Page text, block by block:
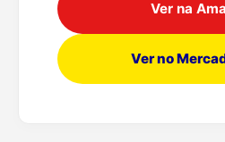
Ver na
Ver no